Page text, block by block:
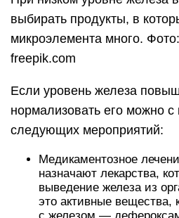
выбирать продукты, в
микроэлемента много.
freepik.com
Если уровень железа
нормализовать его можно
следующих мероприятий:
Медикаментозное
назначают лекарства,
выведение железа из
это активные вещества,